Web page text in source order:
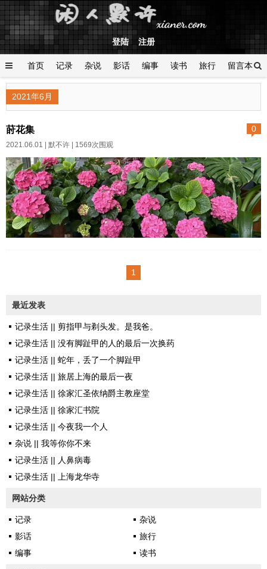
登陆 注册
首页 记录 杂说 影话 编事 读书 旅行 留言本
登陆
2021年6月
0
莳花集
2021.06.01 | 默不许 | 1569次围观
譬如排长队等着打疫苗，心心念
好像前几天还是不惑之年的半老
徐娘，今天就已然是知命知非之
老东西了。也罢。无所谓。文字
文。一则碎片式的思考或零散的
1
最近发表
记录生活 || 剪指甲与剃头发。是我爸。
记录生活 || 没有脚趾甲的人的最后一次换药
记录生活 || 蛇年，丢了一个脚趾甲
记录生活 || 旅居上海的最后一夜
记录生活 || 徐家汇圣依纳爵主教座堂
记录生活 || 徐家汇书院
记录生活 || 今夜我一个人
杂说 || 我等你你不来
记录生活 || 人鼻病毒
记录生活 || 上海龙华寺
网站分类
记录
杂说
影话
旅行
编事
读书